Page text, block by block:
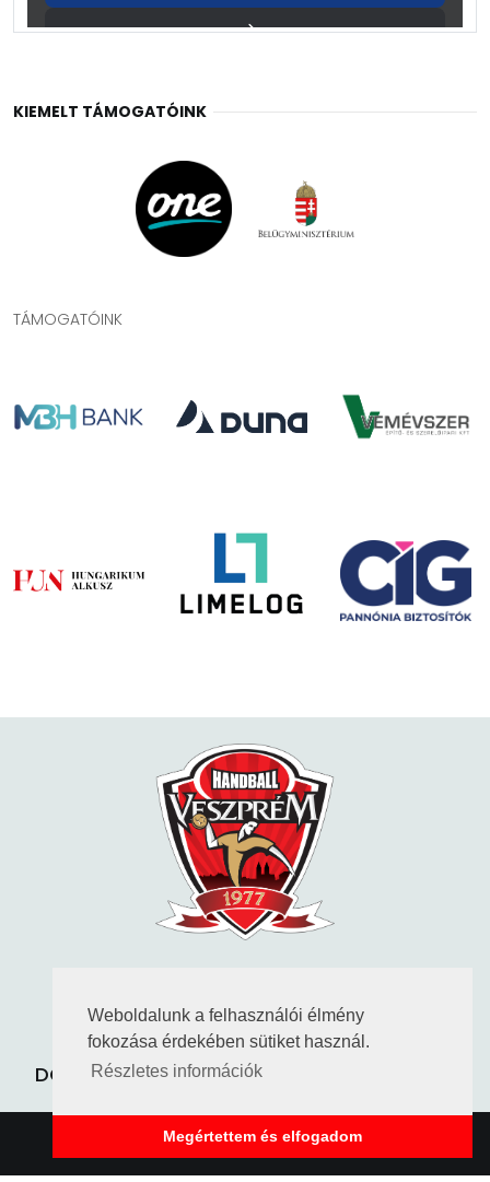
Weboldalunk a felhasználói élmény
fokozása érdekében sütiket használ.
Részletes információk
Megértettem és elfogadom
KIEMELT TÁMOGATÓINK
TÁMOGATÓINK
ADATVÉDELEM
KAPCSOLAT
DOKUMENTUMOK
TAO HATÁROZATOK